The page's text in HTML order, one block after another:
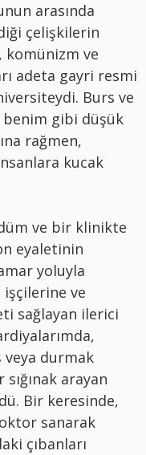
arasında
çelişkilerin
komünizm ve
adeta gayri resmi
Burs ve
benim gibi düşük
rağmen,
kucak
ve bir klinikte
eyaletinin
yoluyla
ve
sağlayan ilerici
veya durmak
arayan
Bir keresinde,
sanarak
çıbanları